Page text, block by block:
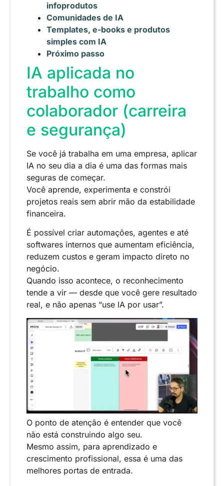
infoprodutos
Comunidades de IA
Templates, e-books e produtos
simples com IA
Próximo passo
IA aplicada no
trabalho como
colaborador (carreira
e segurança)
Se você já trabalha em uma empresa, aplicar
IA no seu dia a dia é uma das formas mais
seguras de começar.
Você aprende, experimenta e constrói
projetos reais sem abrir mão da estabilidade
financeira.
É possível criar automações, agentes e até
softwares internos que aumentam eficiência,
reduzem custos e geram impacto direto no
negócio.
Quando isso acontece, o reconhecimento
tende a vir — desde que você gere resultado
real, e não apenas “use IA por usar”.
O ponto de atenção é entender que você
não está construindo algo seu.
Mesmo assim, para aprendizado e
crescimento profissional, essa é uma das
melhores portas de entrada.